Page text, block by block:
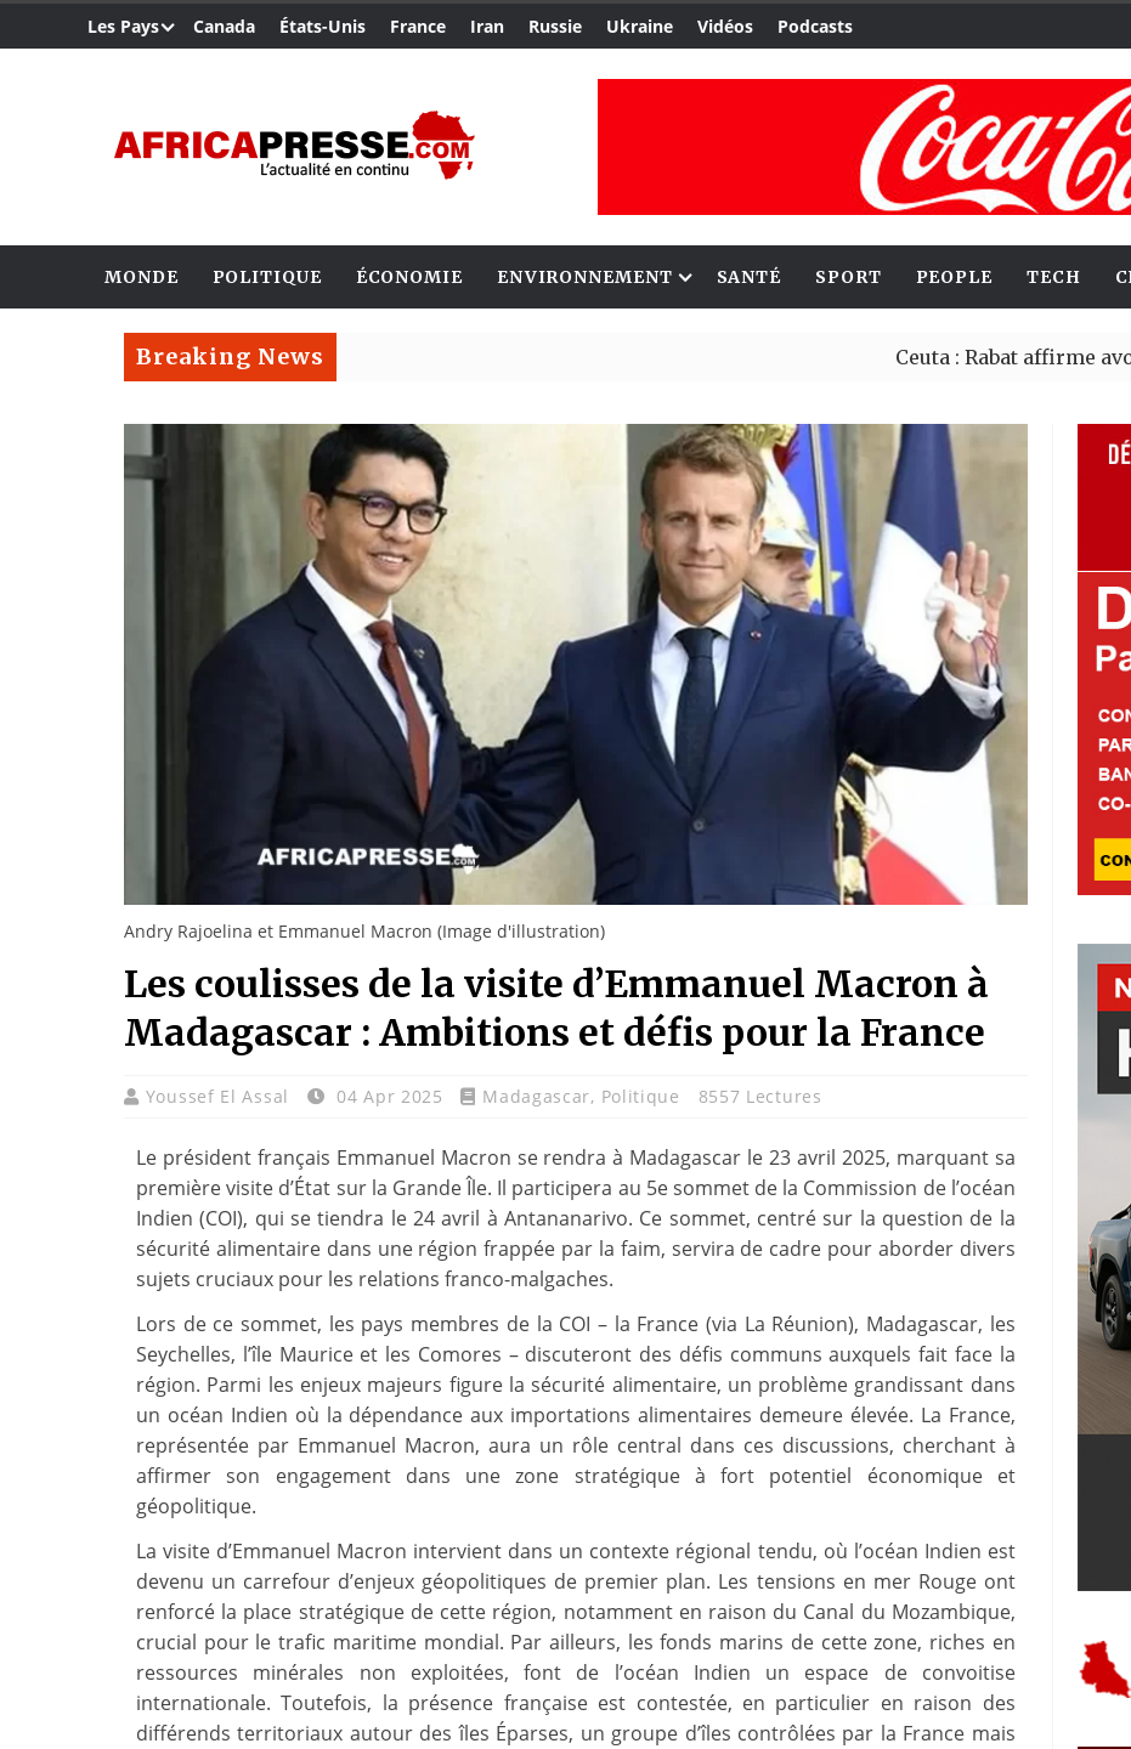
Les Pays Canada États-Unis France Iran Russie Ukraine Vidéos Podcasts
MONDE POLITIQUE ÉCONOMIE ENVIRONNEMENT SANTÉ SPORT PEOPLE TECH
Breaking News Ceuta : Rabat affirme avoir
Andry Rajoelina et Emmanuel Macron (Image d'illustration)
Les coulisses de la visite d’Emmanuel Macron à
Madagascar : Ambitions et défis pour la France
Youssef El Assal 04 Apr 2025 Madagascar, Politique 8557 Lectures
Le président français Emmanuel Macron se rendra à Madagascar le 23 avril 2025, marquant sa
première visite d’État sur la Grande Île. Il participera au 5e sommet de la Commission de l’océan
Indien (COI), qui se tiendra le 24 avril à Antananarivo. Ce sommet, centré sur la question de la
sécurité alimentaire dans une région frappée par la faim, servira de cadre pour aborder divers
sujets cruciaux pour les relations franco-malgaches.
Lors de ce sommet, les pays membres de la COI – la France (via La Réunion), Madagascar, les
Seychelles, l’île Maurice et les Comores – discuteront des défis communs auxquels fait face la
région. Parmi les enjeux majeurs figure la sécurité alimentaire, un problème grandissant dans
un océan Indien où la dépendance aux importations alimentaires demeure élevée. La France,
représentée par Emmanuel Macron, aura un rôle central dans ces discussions, cherchant à
affirmer son engagement dans une zone stratégique à fort potentiel économique et
géopolitique.
La visite d’Emmanuel Macron intervient dans un contexte régional tendu, où l’océan Indien est
devenu un carrefour d’enjeux géopolitiques de premier plan. Les tensions en mer Rouge ont
renforcé la place stratégique de cette région, notamment en raison du Canal du Mozambique,
crucial pour le trafic maritime mondial. Par ailleurs, les fonds marins de cette zone, riches en
ressources minérales non exploitées, font de l’océan Indien un espace de convoitise
internationale. Toutefois, la présence française est contestée, en particulier en raison des
différends territoriaux autour des îles Éparses, un groupe d’îles contrôlées par la France mais